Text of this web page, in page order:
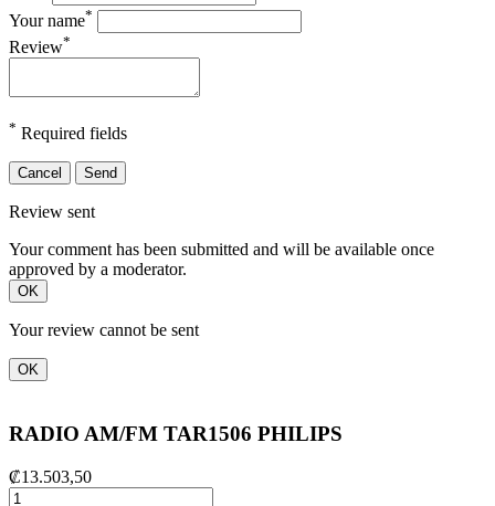
Your name*
Review*
* Required fields
Cancel Send
Review sent
Your comment has been submitted and will be available once
approved by a moderator.
OK
Your review cannot be sent
OK
RADIO AM/FM TAR1506 PHILIPS
₡13.503,50